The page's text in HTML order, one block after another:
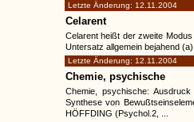
Letzte Änderung: 12.11.2004
Celarent
Celarent heißt der zweite
Untersatz allgemein bejahend
Letzte Änderung: 12.11.2004
Chemie, psychische
Chemie, psychische:
Synthese von
HÖFFDING (Psychol.2, ...